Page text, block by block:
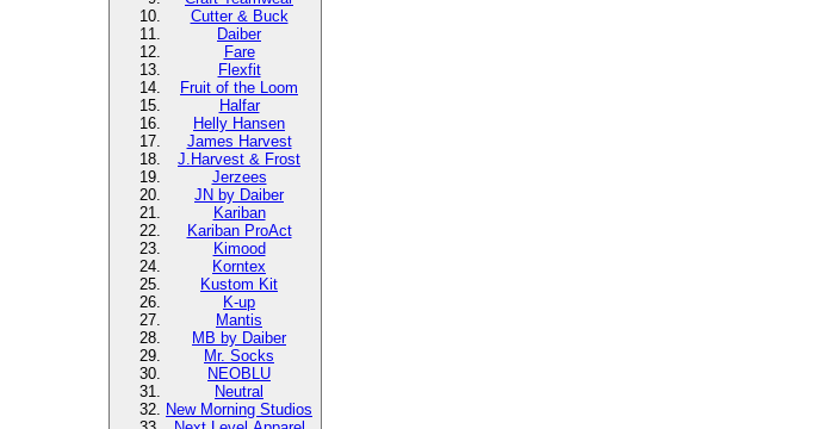
Cutter & Buck
Daiber
Fare
Flexfit
Fruit of the Loom
Halfar
Helly Hansen
James Harvest
J.Harvest & Frost
Jerzees
JN by Daiber
Kariban
Kariban ProAct
Kimood
Korntex
Kustom Kit
K-up
Mantis
MB by Daiber
Mr. Socks
NEOBLU
Neutral
New Morning Studios